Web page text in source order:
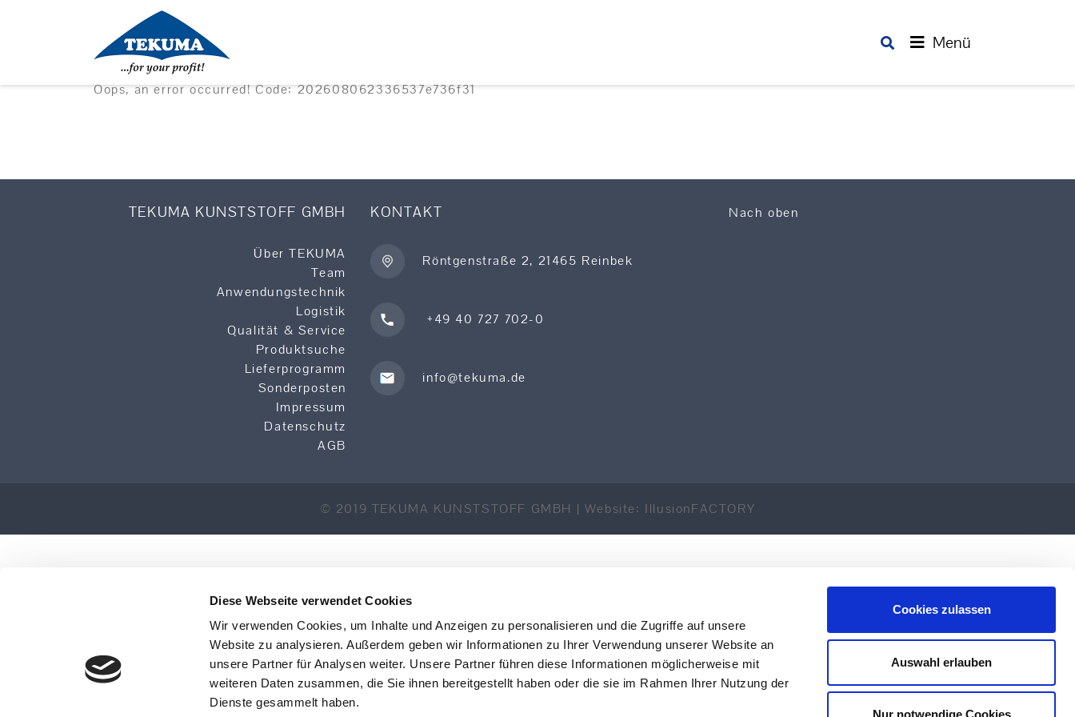
Diese Webseite verwendet Cookies
Wir verwenden Cookies, um Inhalte und Anzeigen zu personalisieren und die Zugriffe auf unsere
Website zu analysieren. Außerdem geben wir Informationen zu Ihrer Verwendung unserer Website an
unsere Partner für Analysen weiter. Unsere Partner führen diese Informationen möglicherweise mit
weiteren Daten zusammen, die Sie ihnen bereitgestellt haben oder die sie im Rahmen Ihrer Nutzung der
Dienste gesammelt haben.
Cookies zulassen
Auswahl erlauben
Nur notwendige Cookies
Menü
Oops, an error occurred! Code: 202608062336537e736f31
TEKUMA KUNSTSTOFF GMBH
Über TEKUMA
Team
Anwendungstechnik
Logistik
Qualität & Service
Produktsuche
Lieferprogramm
Sonderposten
Impressum
Datenschutz
AGB
KONTAKT
Röntgenstraße 2, 21465 Reinbek
+49 40 727 702-0
info@tekuma.de
Nach oben
© 2019 TEKUMA KUNSTSTOFF GMBH | Website: IllusionFACTORY